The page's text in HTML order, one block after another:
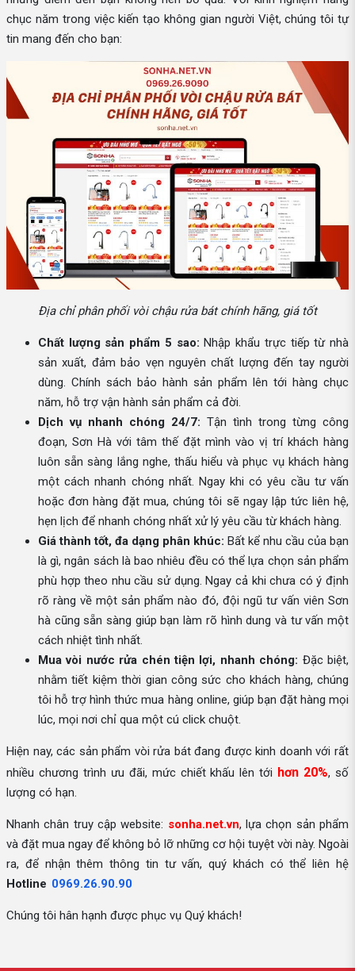
chục năm trong việc kiến tạo không gian người Việt, chúng tôi tự
tin mang đến cho bạn:
Địa chỉ phân phối vòi chậu rửa bát chính hãng, giá tốt
Chất lượng sản phẩm 5 sao: Nhập khẩu trực tiếp từ nhà
sản xuất, đảm bảo vẹn nguyên chất lượng đến tay người
dùng. Chính sách bảo hành sản phẩm lên tới hàng chục
năm, hỗ trợ vận hành sản phẩm cả đời.
Dịch vụ nhanh chóng 24/7: Tận tình trong từng công
đoạn, Sơn Hà với tâm thế đặt mình vào vị trí khách hàng
luôn sẵn sàng lắng nghe, thấu hiểu và phục vụ khách hàng
một cách nhanh chóng nhất. Ngay khi có yêu cầu tư vấn
hoặc đơn hàng đặt mua, chúng tôi sẽ ngay lập tức liên hệ,
hẹn lịch để nhanh chóng nhất xử lý yêu cầu từ khách hàng.
Giá thành tốt, đa dạng phân khúc: Bất kể nhu cầu của bạn
là gì, ngân sách là bao nhiêu đều có thể lựa chọn sản phẩm
phù hợp theo nhu cầu sử dụng. Ngay cả khi chưa có ý định
rõ ràng về một sản phẩm nào đó, đội ngũ tư vấn viên Sơn
hà cũng sẵn sàng giúp bạn làm rõ hình dung và tư vấn một
cách nhiệt tình nhất.
Mua vòi nước rửa chén tiện lợi, nhanh chóng: Đặc biệt,
nhằm tiết kiệm thời gian công sức cho khách hàng, chúng
tôi hỗ trợ hình thức mua hàng online, giúp bạn đặt hàng mọi
lúc, mọi nơi chỉ qua một cú click chuột.
Hiện nay, các sản phẩm vòi rửa bát đang được kinh doanh với rất
nhiều chương trình ưu đãi, mức chiết khấu lên tới hơn 20%, số
lượng có hạn.
Nhanh chân truy cập website: sonha.net.vn, lựa chọn sản phẩm
và đặt mua ngay để không bỏ lỡ những cơ hội tuyệt vời này. Ngoài
ra, để nhận thêm thông tin tư vấn, quý khách có thể liên hệ
Hotline 0969.26.90.90
Chúng tôi hân hạnh được phục vụ Quý khách!